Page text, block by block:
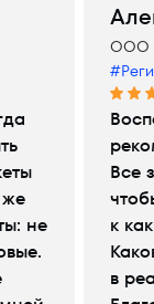
же
не
ООО
Все
к
в